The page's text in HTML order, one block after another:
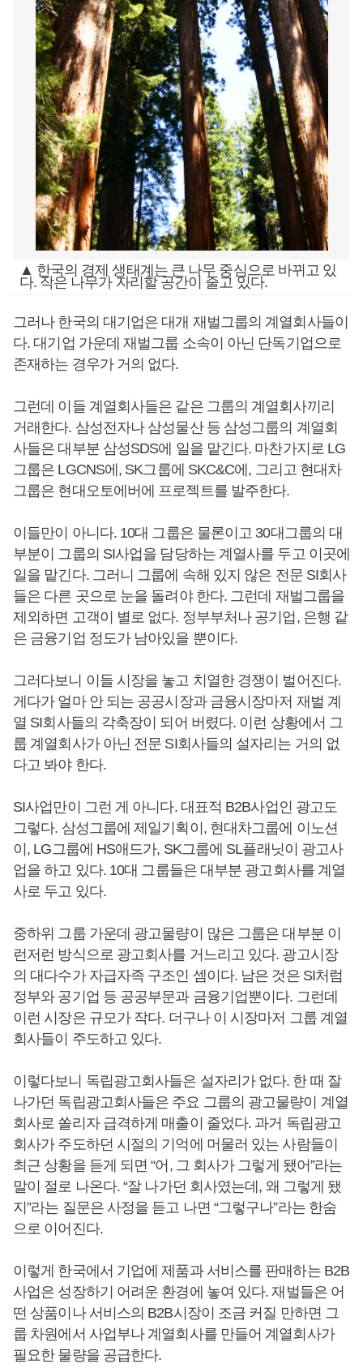
▲ 한국의 경제 생태계는 큰 나무 중심으로 바뀌고 있
다. 작은 나무가 자리할 공간이 줄고 있다.
그러나 한국의 대기업은 대개 재벌그룹의 계열회사들이
다. 대기업 가운데 재벌그룹 소속이 아닌 단독기업으로
존재하는 경우가 거의 없다.
그런데 이들 계열회사들은 같은 그룹의 계열회사끼리
거래한다. 삼성전자나 삼성물산 등 삼성그룹의 계열회
사들은 대부분 삼성SDS에 일을 맡긴다. 마찬가지로 LG
그룹은 LGCNS에, SK그룹에 SKC&C에, 그리고 현대차
그룹은 현대오토에버에 프로젝트를 발주한다.
이들만이 아니다. 10대 그룹은 물론이고 30대그룹의 대
부분이 그룹의 SI사업을 담당하는 계열사를 두고 이곳에
일을 맡긴다. 그러니 그룹에 속해 있지 않은 전문 SI회사
들은 다른 곳으로 눈을 돌려야 한다. 그런데 재벌그룹을
제외하면 고객이 별로 없다. 정부부처나 공기업, 은행 같
은 금융기업 정도가 남아있을 뿐이다.
그러다보니 이들 시장을 놓고 치열한 경쟁이 벌어진다.
게다가 얼마 안 되는 공공시장과 금융시장마저 재벌 계
열 SI회사들의 각축장이 되어 버렸다. 이런 상황에서 그
룹 계열회사가 아닌 전문 SI회사들의 설자리는 거의 없
다고 봐야 한다.
SI사업만이 그런 게 아니다. 대표적 B2B사업인 광고도
그렇다. 삼성그룹에 제일기획이, 현대차그룹에 이노션
이, LG그룹에 HS애드가, SK그룹에 SL플래닛이 광고사
업을 하고 있다. 10대 그룹들은 대부분 광고회사를 계열
사로 두고 있다.
중하위 그룹 가운데 광고물량이 많은 그룹은 대부분 이
런저런 방식으로 광고회사를 거느리고 있다. 광고시장
의 대다수가 자급자족 구조인 셈이다. 남은 것은 SI처럼
정부와 공기업 등 공공부문과 금융기업뿐이다. 그런데
이런 시장은 규모가 작다. 더구나 이 시장마저 그룹 계열
회사들이 주도하고 있다.
이렇다보니 독립광고회사들은 설자리가 없다. 한 때 잘
나가던 독립광고회사들은 주요 그룹의 광고물량이 계열
회사로 쏠리자 급격하게 매출이 줄었다. 과거 독립광고
회사가 주도하던 시절의 기억에 머물러 있는 사람들이
최근 상황을 듣게 되면 “어, 그 회사가 그렇게 됐어”라는
말이 절로 나온다. “잘 나가던 회사였는데, 왜 그렇게 됐
지”라는 질문은 사정을 듣고 나면 “그렇구나”라는 한숨
으로 이어진다.
이렇게 한국에서 기업에 제품과 서비스를 판매하는 B2B
사업은 성장하기 어려운 환경에 놓여 있다. 재벌들은 어
떤 상품이나 서비스의 B2B시장이 조금 커질 만하면 그
룹 차원에서 사업부나 계열회사를 만들어 계열회사가
필요한 물량을 공급한다.